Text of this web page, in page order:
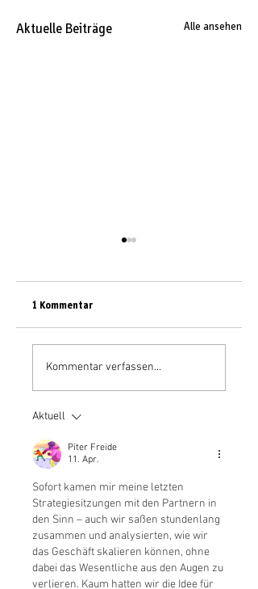
Aktuelle Beiträge Alle ansehen
Live aus dem
Regentenbau: zudem
Weinkönigin 2026
1 Kommentar
Kommentar verfassen...
Aktuell
Piter Freide
11. Apr.
Sofort kamen mir meine letzten
Strategiesitzungen mit den Partnern in
den Sinn – auch wir saßen stundenlang
zusammen und analysierten, wie wir
das Geschäft skalieren können, ohne
dabei das Wesentliche aus den Augen zu
verlieren. Kaum hatten wir die Idee für